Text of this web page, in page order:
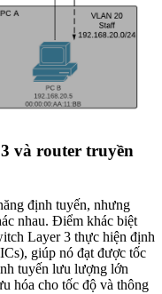
và router truyền
định tuyến, nhưng
nhau. Điểm khác biệt
Layer 3 thực hiện định
giúp nó đạt được tốc
tuyến lưu lượng lớn
hóa cho tốc độ và thông